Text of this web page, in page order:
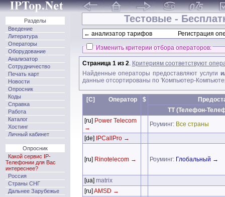
Разделы
Введение
Литература
Операторы
Оборудование
Анализатор
Сотрудничество
Печать карт
Новости
Опросник
Коды
Справка
Работа
Каталог
Хостинг
Личный кабинет
Опросник
Какой сервис IP-
Телефонии для Вас
интереснее?
Россия
Страны СНГ
Дальнее Зарубежье
Тестовые -
← анализатор тарифов Регистрация
Изменить критерии отбора операторов:
Страница 1 из 2 Критериям соответствуют
Найденные операторы предоставляют услуги
данные отсортированы по 'Компьютер-
[C] Оператор $
TT (Телефон-
[ru] Power Telecom
→
Роуминг: Все страны
[de] IPCallPro →
[ru] Rinotelecom → Роуминг: Глобальный →
[ua] matrix
[ru] AMSD →